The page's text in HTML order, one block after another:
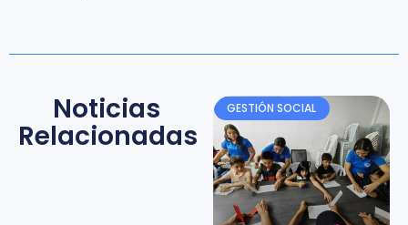
Noticias
Relacionadas
GESTIÓN SOCIAL